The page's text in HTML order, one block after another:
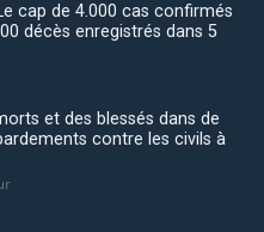
cap de 4.000 cas confirmés
décès enregistrés dans 5
et des blessés dans de
contre les civils à